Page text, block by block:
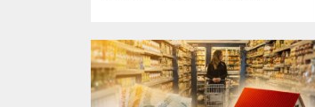
operasyonunda aralarında Başkan
Yardımcısı Gökhan Pehlivan’ın da
bulunduğu 15 kişi gözaltına alındı.
Son dakika haberinin ayrıntıları